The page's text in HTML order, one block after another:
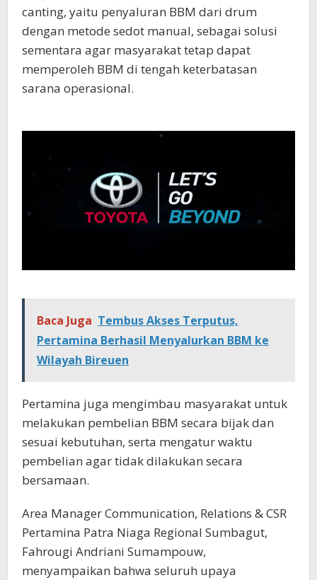
canting, yaitu penyaluran BBM dari drum
dengan metode sedot manual, sebagai solusi
sementara agar masyarakat tetap dapat
memperoleh BBM di tengah keterbatasan
sarana operasional.
Baca Juga Tembus Akses Terputus,
Pertamina Berhasil Menyalurkan BBM ke
Wilayah Bireuen
Pertamina juga mengimbau masyarakat untuk
melakukan pembelian BBM secara bijak dan
sesuai kebutuhan, serta mengatur waktu
pembelian agar tidak dilakukan secara
bersamaan.
Area Manager Communication, Relations & CSR
Pertamina Patra Niaga Regional Sumbagut,
Fahrougi Andriani Sumampouw,
menyampaikan bahwa seluruh upaya